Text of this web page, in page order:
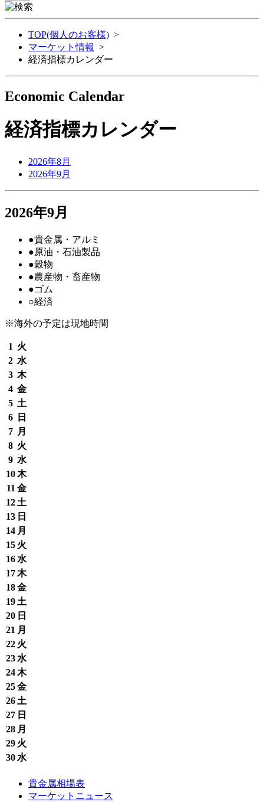
TOP(個人のお客様) >
マーケット情報 >
経済指標カレンダー
Economic Calendar
経済指標カレンダー
2026年8月
2026年9月
2026年9月
●貴金属・アルミ
●原油・石油製品
●穀物
●農産物・畜産物
●ゴム
○経済
※海外の予定は現地時間
1 火
2 水
3 木
4 金
5 土
6
日
7 月
8 火
9 水
10木
11 金
12 土
13 日
14 月
15 火
16 水
17木
18金
19 土
20 日
21 月
22 火
23 水
24木
25金
26 土
27 日
28 月
29 火
30 水
貴金属相場表
マーケットニュース